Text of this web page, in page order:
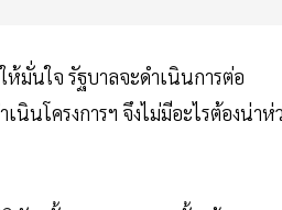
มั่นใจ รัฐบาลจะดำเนินการต่อ
นโครงการฯ จึงไม่มีอะไรต้องน่าห่